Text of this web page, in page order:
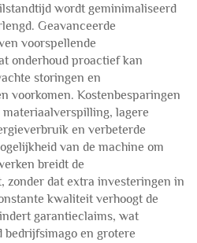
wordt geminimaliseerd
Geavanceerde
voorspellende
onderhoud proactief kan
storingen en
voorkomen. Kostenbesparingen
lagere
en verbeterde
van de machine om
breidt de
zonder dat extra investeringen in
kwaliteit verhoogt de
garantieclaims, wat
bedrijfsimago en grotere